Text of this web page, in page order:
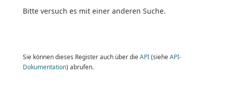
Bitte versuch es mit einer anderen Suche.
Sie können dieses Register auch über die API(siehe API-
Dokumentation) abrufen.